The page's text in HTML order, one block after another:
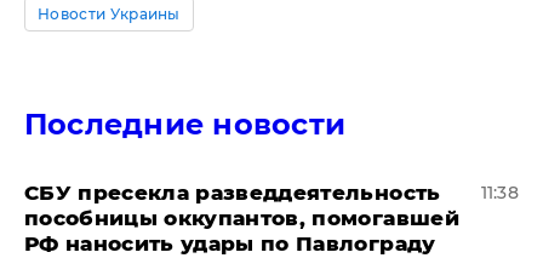
Новости Украины
Последние новости
СБУ пресекла разведдеятельность
пособницы оккупантов, помогавшей
РФ наносить удары по Павлограду
11:38